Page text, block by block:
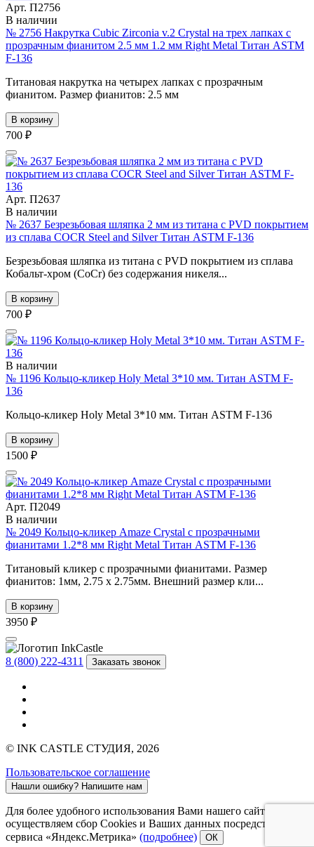
Арт. П2756
В наличии
№ 2756 Накрутка Cubic Zirconia v.2 Crystal на трех лапках с
прозрачным фианитом 2.5 мм 1.2 мм Right Metal Титан ASTM
F-136
Титановая накрутка на четырех лапках с прозрачным
фианитом. Размер фианитов: 2.5 мм
В корзину
700 ₽
Арт. П2637
В наличии
№ 2637 Безрезьбовая шляпка 2 мм из титана с PVD покрытием
из сплава COCR Steel and Silver Титан ASTM F-136
Безрезьбовая шляпка из титана с PVD покрытием из сплава
Кобальт-хром (CoCr) без содержания никеля...
В корзину
700 ₽
В наличии
№ 1196 Кольцо-кликер Holy Metal 3*10 мм. Титан ASTM F-
136
Кольцо-кликер Holy Metal 3*10 мм. Титан ASTM F-136
В корзину
1500 ₽
Арт. П2049
В наличии
№ 2049 Кольцо-кликер Amaze Crystal с прозрачными
фианитами 1.2*8 мм Right Metal Титан ASTM F-136
Титановый кликер с прозрачными фианитами. Размер
фианитов: 1мм, 2.75 x 2.75мм. Внешний размер кли...
В корзину
3950 ₽
8 (800) 222-4311 Заказать звонок
© INK CASTLE СТУДИЯ, 2026
Пользовательское соглашение
Нашли ошибку? Напишите нам
Для более удобного использования Вами нашего сайта мы
осуществляем сбор Cookies и Ваших данных посредством
сервиса «Яндекс.Метрика» (подробнее) ОК